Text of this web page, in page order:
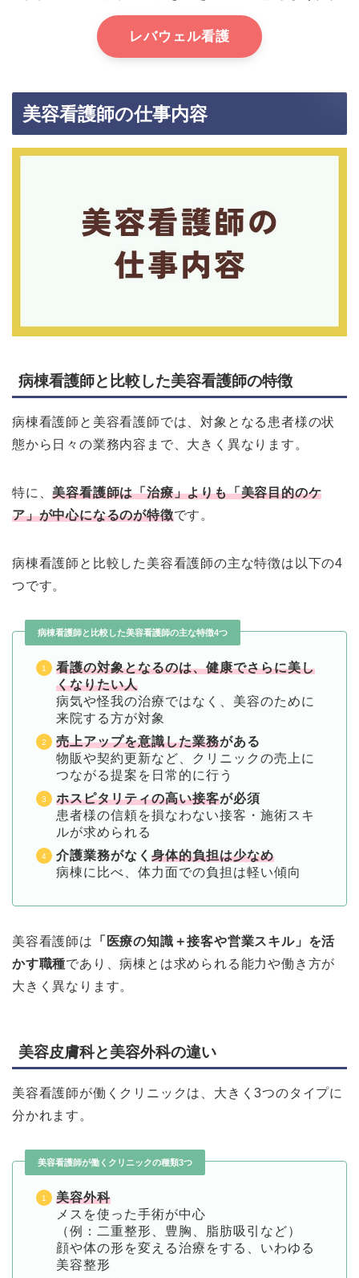
レバウェル看護
美容看護師の仕事内容
病棟看護師と比較した美容看護師の特徴
病棟看護師と美容看護師では、対象となる患者様の状
態から日々の業務内容まで、大きく異なります。
特に、美容看護師は「治療」よりも「美容目的のケ
ア」が中心になるのが特徴です。
病棟看護師と比較した美容看護師の主な特徴は以下の4
つです。
病棟看護師と比較した美容看護師の主な特徴4つ
看護の対象となるのは、健康でさらに美し
くなりたい人
病気や怪我の治療ではなく、美容のために
来院する方が対象
売上アップを意識した業務がある
物販や契約更新など、クリニックの売上に
つながる提案を日常的に行う
ホスピタリティの高い接客が必須
患者様の信頼を損なわない接客・施術スキ
ルが求められる
介護業務がなく 身体的負担は少なめ
病棟に比べ、体力面での負担は軽い傾向
美容看護師は
「医療の知識＋接客や営業スキル」を活
かす職種であり、病棟とは求められる能力や働き方が
大きく異なります。
美容皮膚科と美容外科の違い
美容看護師が働くクリニックは、大きく3つのタイプに
分かれます。
美容看護師が働くクリニックの種類3つ
美容外科
メスを使った手術が中心
（例：二重整形、豊胸、脂肪吸引など）
顔や体の形を変える治療をする、いわゆる
美容整形